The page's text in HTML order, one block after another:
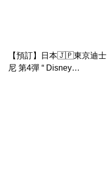
【預訂】日本🇯🇵東京迪士
尼 第4彈 “ Disney